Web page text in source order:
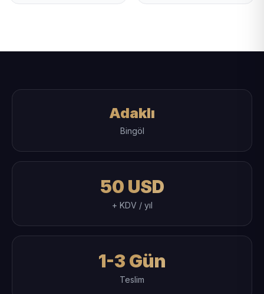
Adaklı
Bingöl
50 USD
+ KDV / yıl
1-3 Gün
Teslim